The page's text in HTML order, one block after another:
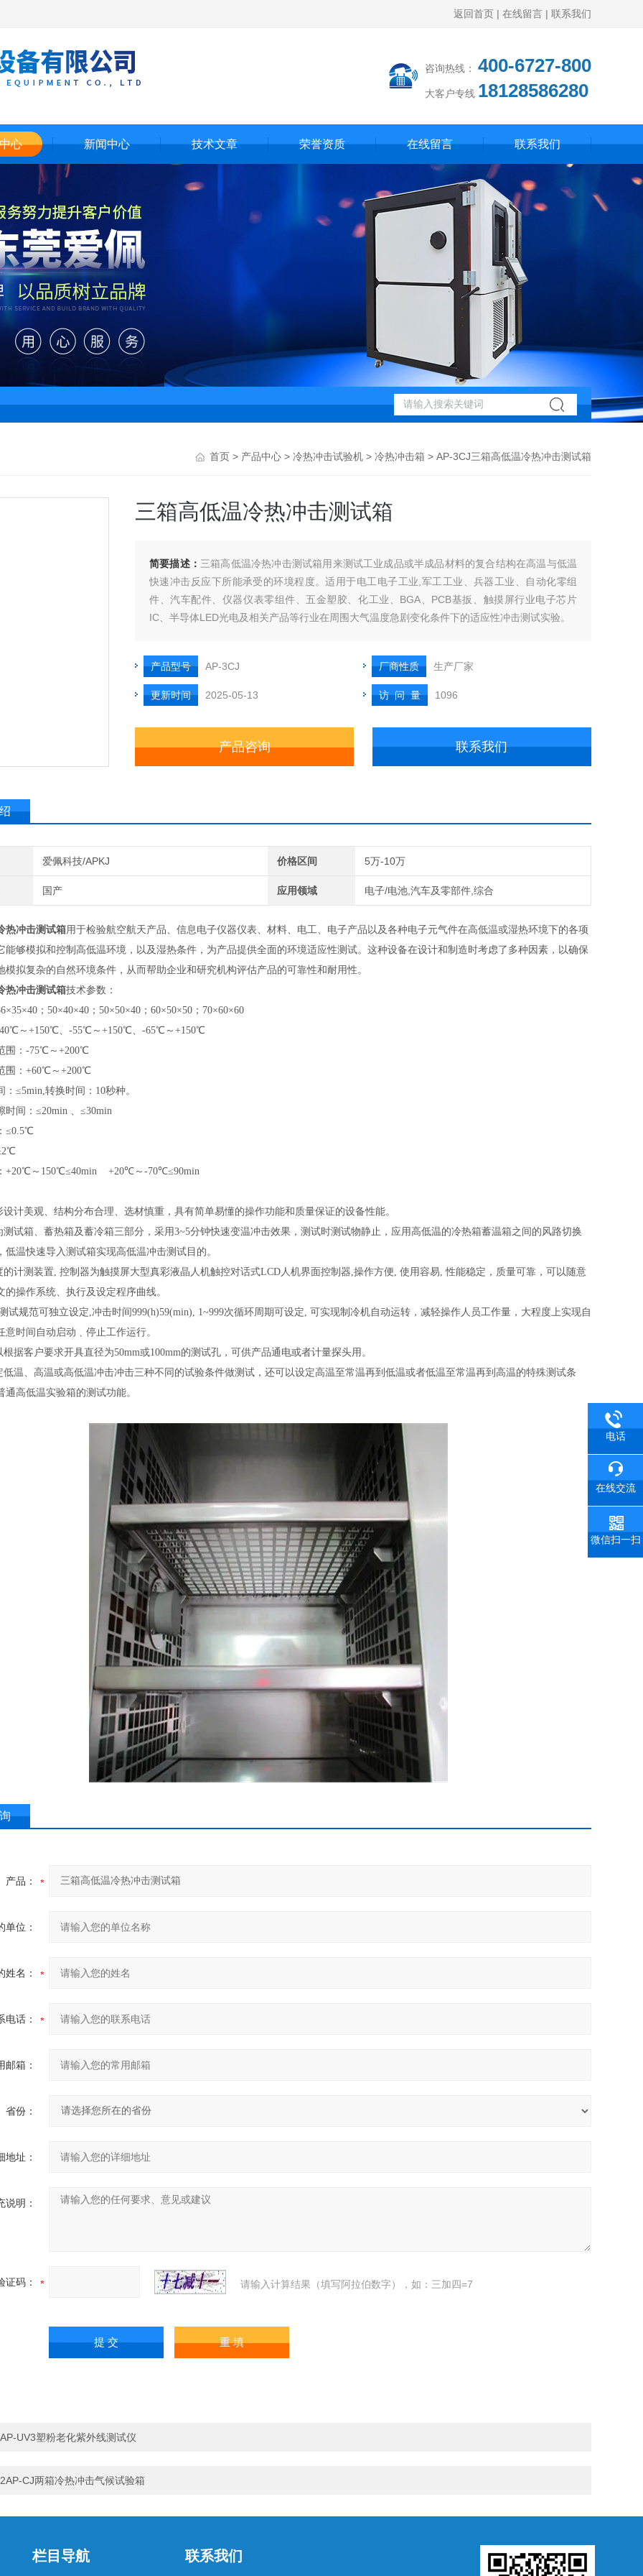
返回首页 | 在线留言 | 联系我们
咨询热线： 400-6727-800
大客户专线 18128586280
心 新闻中心 技术文章 荣誉资质 在线留言 联系我们
首页 > 产品中心 > 冷热冲击试验机 > 冷热冲击箱 > AP-3CJ三箱高低温冷热冲击测试箱
三箱高低温冷热冲击测试箱
简要描述： 三箱高低温冷热冲击测试箱用来测试工业成品或半成品材料的复合结构在高温与低温
快速冲击反应下所能承受的环境程度。适用于电工电子工业,军工工业、兵器工业、自动化零组
件、汽车配件、仪器仪表零组件、五金塑胶、化工业、BGA、PCB基扳、触摸屏行业电子芯片
IC、半导体LED光电及相关产品等行业在周围大气温度急剧变化条件下的适应性冲击测试实验。
产品型号 AP-3CJ 厂商性质 生产厂家
更新时间 2025-05-13 访 问 量 1096
产品咨询 联系我们
爱佩科技/APKJ 价格区间 5万-10万
国产 应用领域 电子/电池,汽车及零部件,综合
热冲击测试箱用于检验航空航天产品、‌信息电子仪器仪表、‌材料、‌电工、‌电子产品以及各种电子元气件在高低温或湿热环境下的各项
能够模拟和控制高低温环境，‌以及湿热条件，‌为产品提供全面的环境适应性测试。‌这种设备在设计和制造时考虑了多种因素，‌以确保
模拟复杂的自然环境条件，‌从而帮助企业和研究机构评估产品的可靠性和耐用性。‌
热冲击测试箱技术参数：
；50×40×40；50×50×40；60×50×50；70×60×60
～+150℃、-55℃～+150℃、-65℃～+150℃
围：-75℃～+200℃
围：+60℃～+200℃
：≤5min,转换时间：10秒种。
时间：≤20min 、≤30min
≤0.5℃
+20℃～150℃≤40min +20℃～-70℃≤90min
设计美观、结构分布合理、选材慎重，具有简单易懂的操作功能和质量保证的设备性能。
测试箱、蓄热箱及蓄冷箱三部分，采用3~5分钟快速变温冲击效果，测试时测试物静止，应用高低温的冷热箱蓄温箱之间的风路切换
低温快速导入测试箱实现高低温冲击测试目的。
的计测装置, 控制器为触摸屏大型真彩液晶人机触控对话式LCD人机界面控制器,操作方便, 使用容易, 性能稳定，质量可靠，可以随意
的操作系统、执行及设定程序曲线。
试规范可独立设定,冲击时间999(h)59(min), 1~999次循环周期可设定, 可实现制冷机自动运转，减轻操作人员工作量，大程度上实现自
意时间自动启动﹑停止工作运行。
据客户要求开具直径为50mm或100mm的测试孔，可供产品通电或者计量探头用。
低温、高温或高低温冲击冲击三种不同的试验条件做测试，还可以设定高温至常温再到低温或者低温至常温再到高温的特殊测试条
通高低温实验箱的测试功能。
产品：
单位：
姓名：
电话：
邮箱：
省份：
地址：
说明：
证码： 请输入计算结果（填写阿拉伯数字），如：三加四=7
AP-UV3塑粉老化紫外线测试仪
2AP-CJ两箱冷热冲击气候试验箱
栏目导航 联系我们
电话
在线交流
微信扫一扫